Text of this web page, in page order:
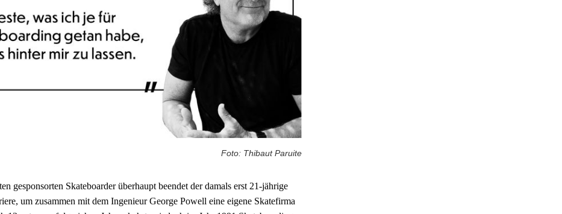
Foto: Thibaut Paruite
gesponsorten Skateboarder überhaupt beendet der damals erst 21-jährige
um zusammen mit dem Ingenieur George Powell eine eigene Skatefirma